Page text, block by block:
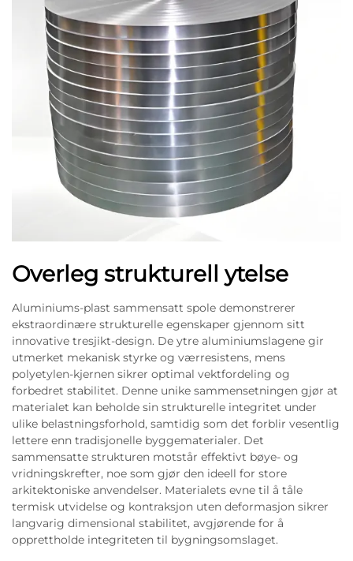
Overleg strukturell ytelse
Aluminiums-plast sammensatt spole demonstrerer
ekstraordinære strukturelle egenskaper gjennom sitt
innovative tresjikt-design. De ytre aluminiumslagene gir
utmerket mekanisk styrke og værresistens, mens
polyetylen-kjernen sikrer optimal vektfordeling og
forbedret stabilitet. Denne unike sammensetningen gjør at
materialet kan beholde sin strukturelle integritet under
ulike belastningsforhold, samtidig som det forblir vesentlig
lettere enn tradisjonelle byggematerialer. Det
sammensatte strukturen motstår effektivt bøye- og
vridningskrefter, noe som gjør den ideell for store
arkitektoniske anvendelser. Materialets evne til å tåle
termisk utvidelse og kontraksjon uten deformasjon sikrer
langvarig dimensional stabilitet, avgjørende for å
opprettholde integriteten til bygningsomslaget.